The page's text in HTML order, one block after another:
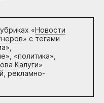
«Новости
» с тегами
«политика»,
Калуги»
рекламно-